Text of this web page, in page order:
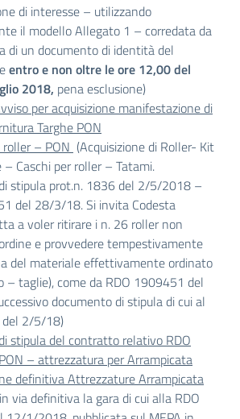
di interesse – utilizzando
il modello Allegato 1 – corredata da
di un documento di identità del
entro e non oltre le ore 12,00 del
2018, pena esclusione)
per acquisizione manifestazione di
Targhe PON
– PON (Acquisizione di Roller- Kit
Caschi per roller – Tatami.
stipula prot.n. 1836 del 2/5/2018 –
del 28/3/18. Si invita Codesta
a voler ritirare i n. 26 roller non
e provvedere tempestivamente
del materiale effettivamente ordinato
– taglie), come da RDO 1909451 del
documento di stipula di cui al
2/5/18)
stipula del contratto relativo RDO
– attrezzatura per Arrampicata
definitiva Attrezzature Arrampicata
via definitiva la gara di cui alla RDO